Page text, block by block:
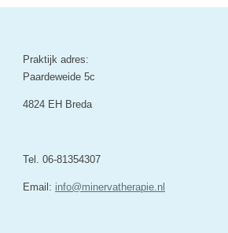
Praktijk adres:
Paardeweide 5c
4824 EH Breda
Tel. 06-81354307
Email: info@minervatherapie.nl